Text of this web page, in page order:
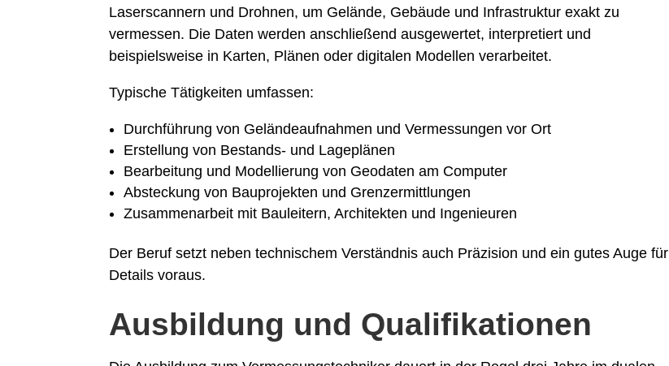
Laserscannern und Drohnen, um Gelände, Gebäude und Infrastruktur exakt zu
vermessen. Die Daten werden anschließend ausgewertet, interpretiert und
beispielsweise in Karten, Plänen oder digitalen Modellen verarbeitet.
Typische Tätigkeiten umfassen:
Durchführung von Geländeaufnahmen und Vermessungen vor Ort
Erstellung von Bestands- und Lageplänen
Bearbeitung und Modellierung von Geodaten am Computer
Absteckung von Bauprojekten und Grenzermittlungen
Zusammenarbeit mit Bauleitern, Architekten und Ingenieuren
Der Beruf setzt neben technischem Verständnis auch Präzision und ein gutes Auge für
Details voraus.
Ausbildung und Qualifikationen